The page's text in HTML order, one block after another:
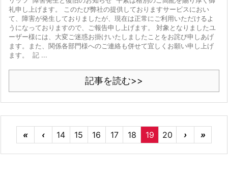
礼申し上げます。 このたび弊社の提供しておりますサービスにおい
て、障害が発生しておりましたが、現在は正常にご利用いただけるよ
うになっておりますので、ご報告申し上げます。 対象となりましたユ
ーザー様には、大変ご迷惑お掛けいたしましたことをお詫び申しあげ
ます。また、関係各部門様へのご連絡も併せて宜しくお願い申し上げ
ます。 記 ...
記事を読む>>
« ‹ 14 15 16 17 18 19 20 › »